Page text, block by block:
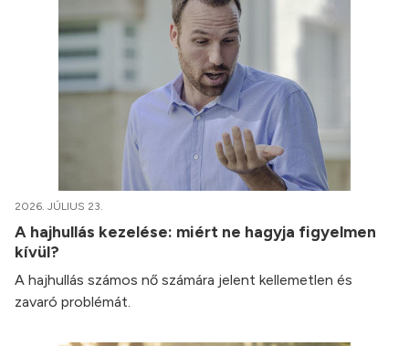
2026. JÚLIUS 23.
A hajhullás kezelése: miért ne hagyja figyelmen
kívül?
A hajhullás számos nő számára jelent kellemetlen és
zavaró problémát.